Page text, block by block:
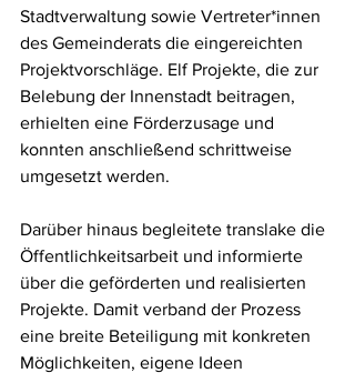
Stadtverwaltung sowie Vertreter*innen
des Gemeinderats die eingereichten
Projektvorschläge. Elf Projekte, die zur
Belebung der Innenstadt beitragen,
erhielten eine Förderzusage und
konnten anschließend schrittweise
umgesetzt werden.
Darüber hinaus begleitete translake die
Öffentlichkeitsarbeit und informierte
über die geförderten und realisierten
Projekte. Damit verband der Prozess
eine breite Beteiligung mit konkreten
Möglichkeiten, eigene Ideen